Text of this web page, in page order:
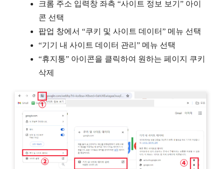
크롬 주소 입력창 좌측 “사이트 정보 보기” 아이
콘 선택
팝업 창에서 “쿠키 및 사이트 데이터” 메뉴 선택
“기기 내 사이트 데이터 관리” 메뉴 선택
“휴지통” 아이콘을 클릭하여 원하는 페이지 쿠키
삭제